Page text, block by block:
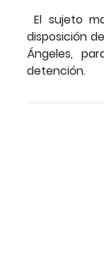
El sujeto
disposición
Ángeles,
detención.